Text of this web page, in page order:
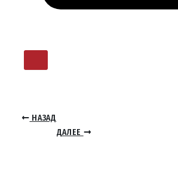
НАЗАД
ДАЛЕЕ